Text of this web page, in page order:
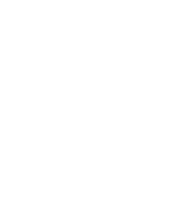
Desde 2003,
creación de casas de
experiencia en el
madera de los
ambiente y el ser